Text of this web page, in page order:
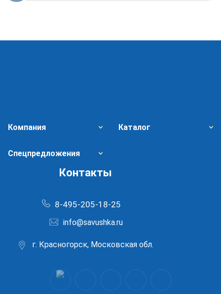
Компания Каталог
Спецпредложения
Контакты
8-495-205-18-25
info@savushka.ru
г. Красногорск, Московская обл.